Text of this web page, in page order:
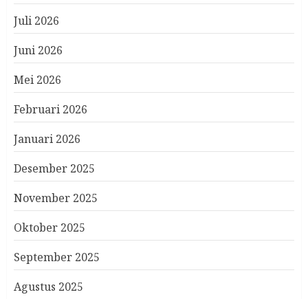
Juli 2026
Juni 2026
Mei 2026
Februari 2026
Januari 2026
Desember 2025
November 2025
Oktober 2025
September 2025
Agustus 2025